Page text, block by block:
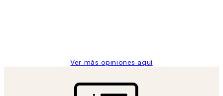
Ver más opiniones aquí